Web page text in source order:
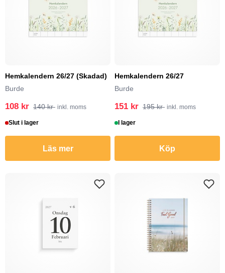
Hemkalendern 26/27 (Skadad)
Burde
108 kr 140 kr inkl. moms
Slut i lager
Läs mer
Hemkalendern 26/27
Burde
151 kr 195 kr inkl. moms
I lager
Köp